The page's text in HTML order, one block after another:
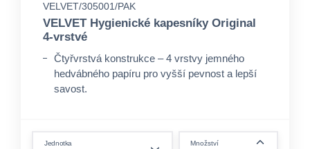
VELVET/305001/PAK
VELVET Hygienické kapesníky Original
4-vrstvé
Čtyřvrstvá konstrukce – 4 vrstvy jemného
hedvábného papíru pro vyšší pevnost a lepší
savost.
Extra pevnost – vydrží i při větším tlaku nebo
Jednotka Množství